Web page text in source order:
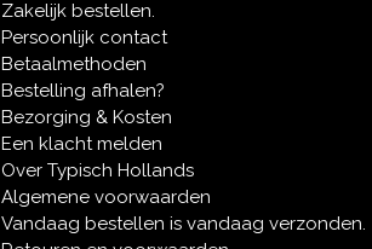
Zakelijk bestellen.
Persoonlijk contact
Betaalmethoden
Bestelling afhalen?
Bezorging & Kosten
Een klacht melden
Over Typisch Hollands
Algemene voorwaarden
Vandaag bestellen is vandaag verzonden.